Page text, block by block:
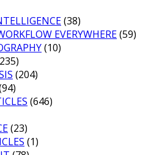
(38)
EVERYWHERE(59)
(10)
(204)
(646)
(23)
(1)